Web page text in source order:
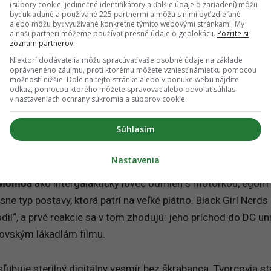
zmení na medzihviezdnu naháňačku cez bary na okraji
a miesta, kde sa zvyčajne najprv tasia zbrane.
Supergirlv niečom pripomína western vo vesmíre.
pred ňou banditi dokázali ukryť.
(Eve Ridley)s vlastným dôvodom na pomstu. Kare sa
trinásťročnú slušáčku s mečom, ale Ruthye nepatrí
za spoločným nepriateľom sa učia spolupracovať a
ako intergalaktický lovec odmien s motorkou, egom
typ postavy, ktorá patrí na veľké plátno. Black Girl Nerds
a prvé reakcie sa v tom zhodujú: jeho príchod do DC
lákadlám filmu.
sterilný digitálny vesmír bez škrabanca. Tvorcovia
(súbory cookie, jedinečné identifikátory a ďalšie údaje o zariadení) môžu
byť ukladané a používané 225 partnermi a môžu s nimi byť zdieľané
alebo môžu byť využívané konkrétne týmito webovými stránkami. My
a naši partneri môžeme používať presné údaje o geolokácii. Pozrite si
zoznam partnerov.
Niektorí dodávatelia môžu spracúvať vaše osobné údaje na základe
oprávneného záujmu, proti ktorému môžete vzniesť námietku pomocou
možností nižšie. Dole na tejto stránke alebo v ponuke webu nájdite
odkaz, pomocou ktorého môžete spravovať alebo odvolať súhlas
v nastaveniach ochrany súkromia a súborov cookie.
Súhlasím
Nastavenia